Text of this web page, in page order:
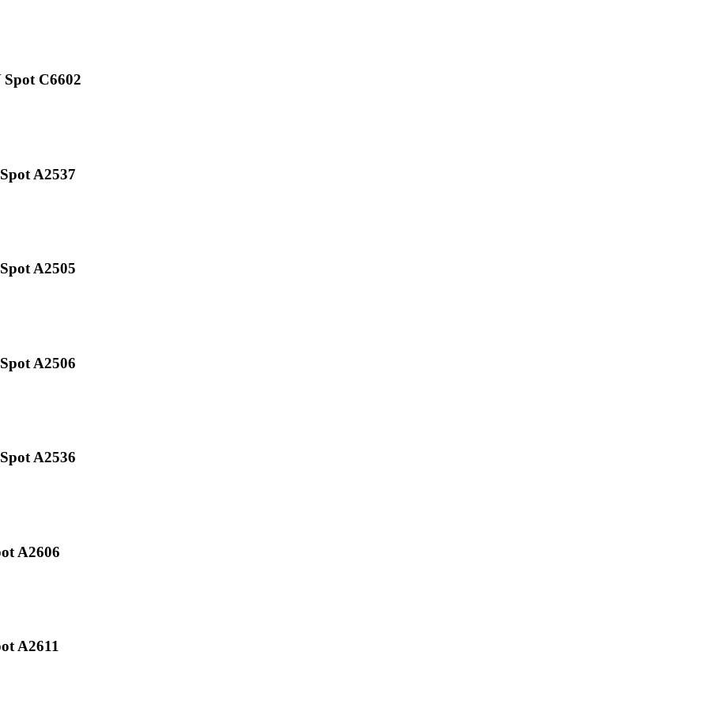
C6602
A2537
A2505
A2506
A2536
A2606
A2611